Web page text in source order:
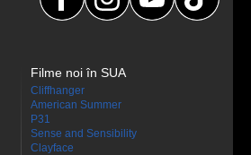
Filme noi în SUA
Cliffhanger
American Summer
P31
Sense and Sensibility
Clayface